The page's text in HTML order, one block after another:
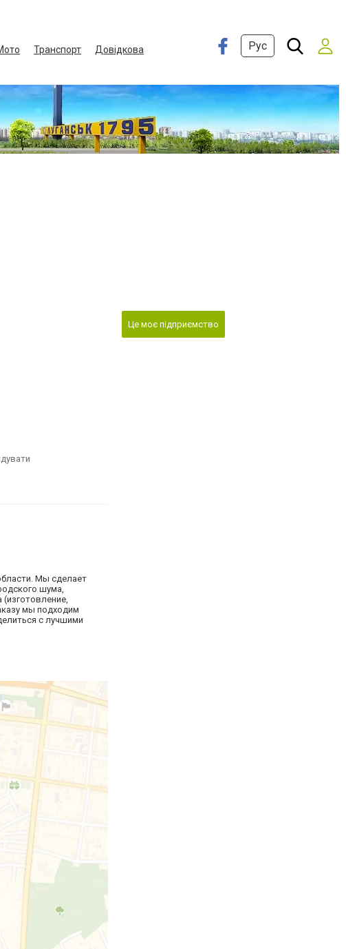
Транспорт
Довідкова
Рус
Мы сделает
шума,
мы подходим
с лучшими
Це моє підприємство